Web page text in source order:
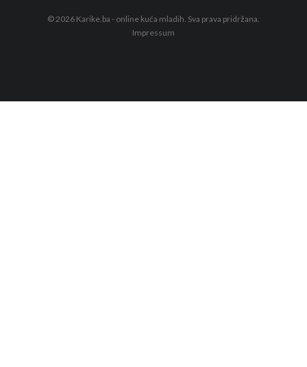
© 2026 Karike.ba - online kuća mladih. Sva prava pridržana.
Impressum